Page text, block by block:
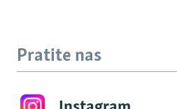
Pratite nas